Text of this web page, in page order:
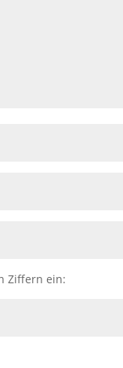
Ziffern ein: